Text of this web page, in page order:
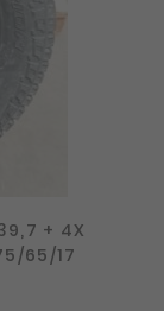
+ 4X
65/17